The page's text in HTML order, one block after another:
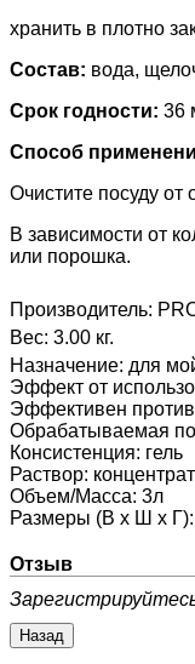
хранить в плотно
Состав: вода,
Срок годности: 36
Способ
Очистите посуду от
В зависимости от
или порошка.
Производитель:
Вес: 3.00 кг.
Назначение: для
Эффект от
Эффективен против
Обрабатываемая
Консистенция: гель
Раствор: концентрат
Объем/Масса: 3л
Размеры (В х Ш х Г):
Отзыв